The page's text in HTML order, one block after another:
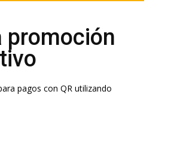
promoción
pagos con QR utilizando